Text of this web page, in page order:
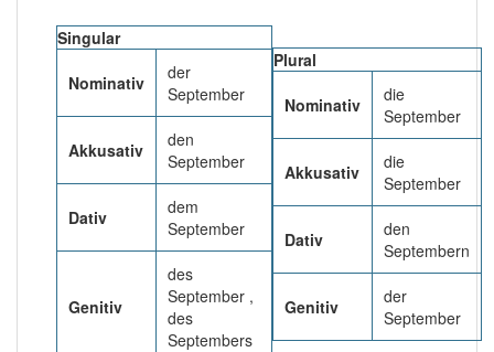
Singular
Nominativ
der
September
Akkusativ
den
September
Dativ
dem
September
Genitiv
des
September ,
des
Septembers
Plural
Nominativ
die
September
Akkusativ
die
September
Dativ
den
Septembern
Genitiv
der
September